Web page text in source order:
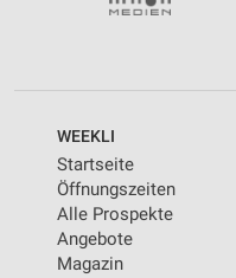
WEEKLI
Startseite
Öffnungszeiten
Alle Prospekte
Angebote
Magazin